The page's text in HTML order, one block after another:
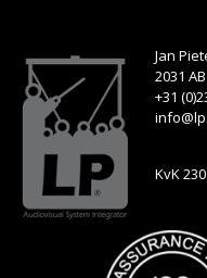
Jan
2031
+31
KvK